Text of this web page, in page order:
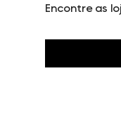
Encontre as